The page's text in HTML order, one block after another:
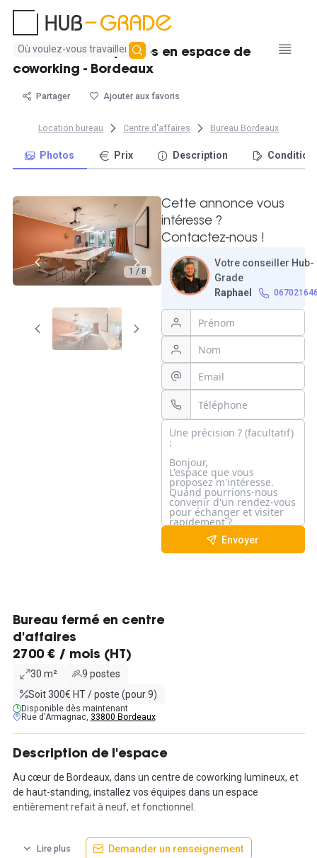
Aucun
Bureau fermé 9 postes en espace de
coworking - Bordeaux
Partager Ajouter aux favoris
Location bureau Centre d'affaires Bureau Bordeaux
Photos Prix Description
1 / 8
Cette annonce vous
intéresse ?
Contactez-nous !
Votre conseiller Hub-
Grade
Raphael
Envoyer
Bureau fermé en centre
d'affaires
2700 € / mois (HT)
30 m²
9 postes
Soit 300€ HT / poste (pour 9)
Disponible dès maintenant
Rue d'Armagnac, 33800 Bordeaux
Description de l'espace
Au cœur de Bordeaux, dans un centre de coworking lumineux, et
de haut-standing, installez vos équipes dans un espace
entièrement refait à neuf, et fonctionnel.
Dans un bureau privatif prévu pour 9 postes, travaillez
sereinement sans les bruits extérieurs du coworking.
Lire plus Demander un renseignement